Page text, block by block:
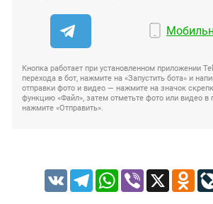
Кнопка работает при установленном приложении
перехода в бот, нажмите на «Запустить бота» и
отправки фото и видео — нажмите на значок
функцию «Файл», затем отметьте фото или видео в
нажмите «Отправить».
VK TelegramWhatsApp
Viber X